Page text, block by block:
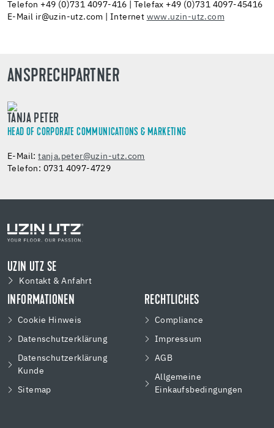
Telefon +49 (0)731 4097-416 | Telefax +49 (0)731 4097-45416
E-Mail ir@uzin-utz.com | Internet www.uzin-utz.com
ANSPRECHPARTNER
TANJA PETER
HEAD OF CORPORATE COMMUNICATIONS & MARKETING
E-Mail:tanja.peter@uzin-utz.com
Telefon: 0731 4097-4729
UZIN UTZ SE
Kontakt & Anfahrt
INFORMATIONEN
Cookie Hinweis
Datenschutzerklärung
Datenschutzerklärung
Kunde
Sitemap
RECHTLICHES
Compliance
Impressum
AGB
Allgemeine
Einkaufsbedingungen